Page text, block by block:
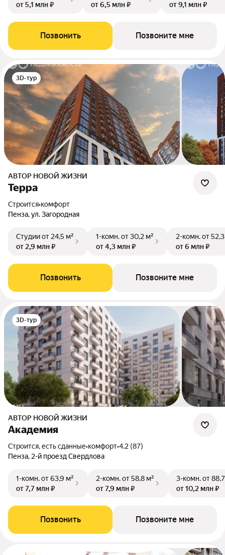
от 5,1 млн ₽
от 6,5 млн ₽
от 9,1 млн ₽
Позвонить Позвоните мне
3D-тур
АВТОР НОВОЙ ЖИЗНИ
Терра
Строится•комфорт
Пенза, ул. Загородная
Студииот 24,5 м²
от 2,9 млн ₽
1-комн.от 30,2 м²
от 4,3 млн ₽
2-комн.от
от 6 млн ₽
Позвонить Позвоните мне
3D-тур
АВТОР НОВОЙ ЖИЗНИ
Академия
Строится, есть сданные•комфорт•4.2 (87)
Пенза, 2-й проезд Свердлова
1-комн.от 63,9 м²
от 7,7 млн ₽
2-комн.от 58,8 м²
от 7,9 млн ₽
3-комн.от
от 10,2 млн ₽
Позвонить Позвоните мне